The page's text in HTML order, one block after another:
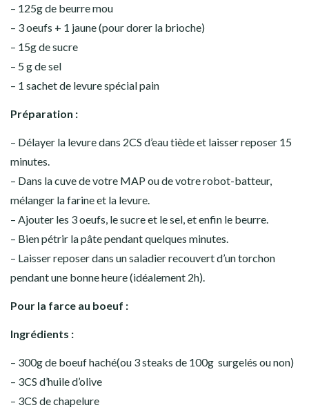
– 125g de beurre mou
– 3 oeufs + 1 jaune (pour dorer la brioche)
– 15g de sucre
– 5 g de sel
– 1 sachet de levure spécial pain
Préparation :
– Délayer la levure dans 2CS d’eau tiède et laisser reposer 15
minutes.
– Dans la cuve de votre MAP ou de votre robot-batteur,
mélanger la farine et la levure.
– Ajouter les 3 oeufs, le sucre et le sel, et enfin le beurre.
– Bien pétrir la pâte pendant quelques minutes.
– Laisser reposer dans un saladier recouvert d’un torchon
pendant une bonne heure (idéalement 2h).
Pour la farce au boeuf :
Ingrédients :
– 300g de boeuf haché(ou 3 steaks de 100g surgelés ou non)
– 3CS d’huile d’olive
– 3CS de chapelure